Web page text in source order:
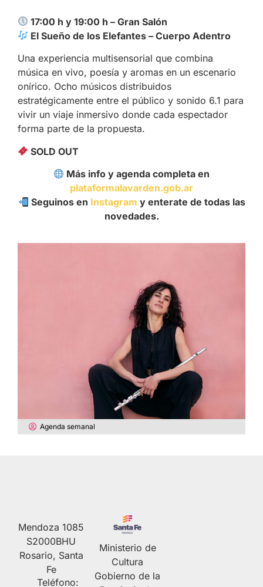
17:00 h y 19:00 h – Gran Salón
El Sueño de los Elefantes – Cuerpo Adentro
Una experiencia multisensorial que combina
música en vivo, poesía y aromas en un escenario
onírico. Ocho músicos distribuidos
estratégicamente entre el público y sonido 6.1 para
vivir un viaje inmersivo donde cada espectador
forma parte de la propuesta.
SOLD OUT
Más info y agenda completa en
plataformalavarden.gob.ar
Seguinos en Instagram y enterate de todas las
novedades.
Agenda semanal
Mendoza 1085
S2000BHU
Rosario, Santa
Fe
Teléfono:
Ministerio de
Cultura
Gobierno de la